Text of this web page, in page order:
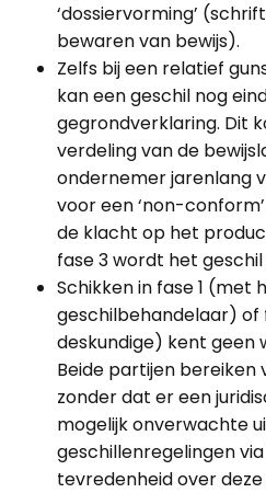
‘dossiervorming’
bewaren van bewijs).
Zelfs bij een relatief
kan een geschil nog
gegrondverklaring. Dit
verdeling van de
ondernemer jarenlang
voor een ‘non-
de klacht op het
fase 3 wordt het
Schikken in fase 1 (met
geschilbehandelaar) of
deskundige) kent geen
Beide partijen bereiken
zonder dat er een
mogelijk onverwachte
geschillenregelingen
tevredenheid over